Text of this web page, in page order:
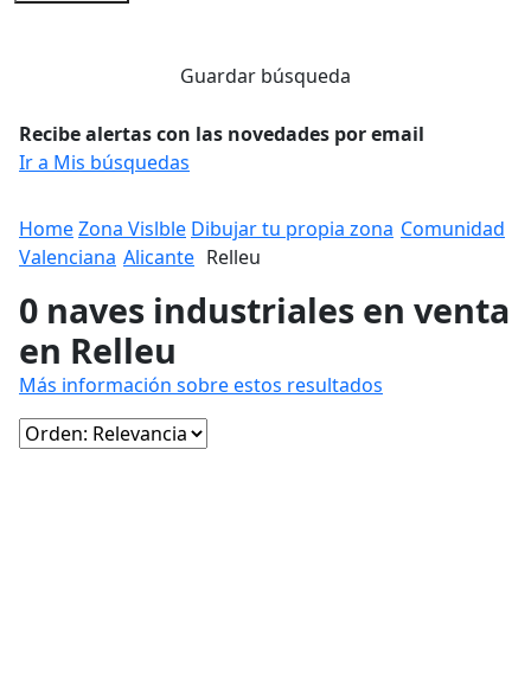
Guardar búsqueda
Recibe alertas con las novedades por email
Ir a Mis búsquedas
HomeZona Vislble Dibujar tu propia zona Comunidad
Valenciana Alicante Relleu
0 naves industriales en venta
en Relleu
Más información sobre estos resultados